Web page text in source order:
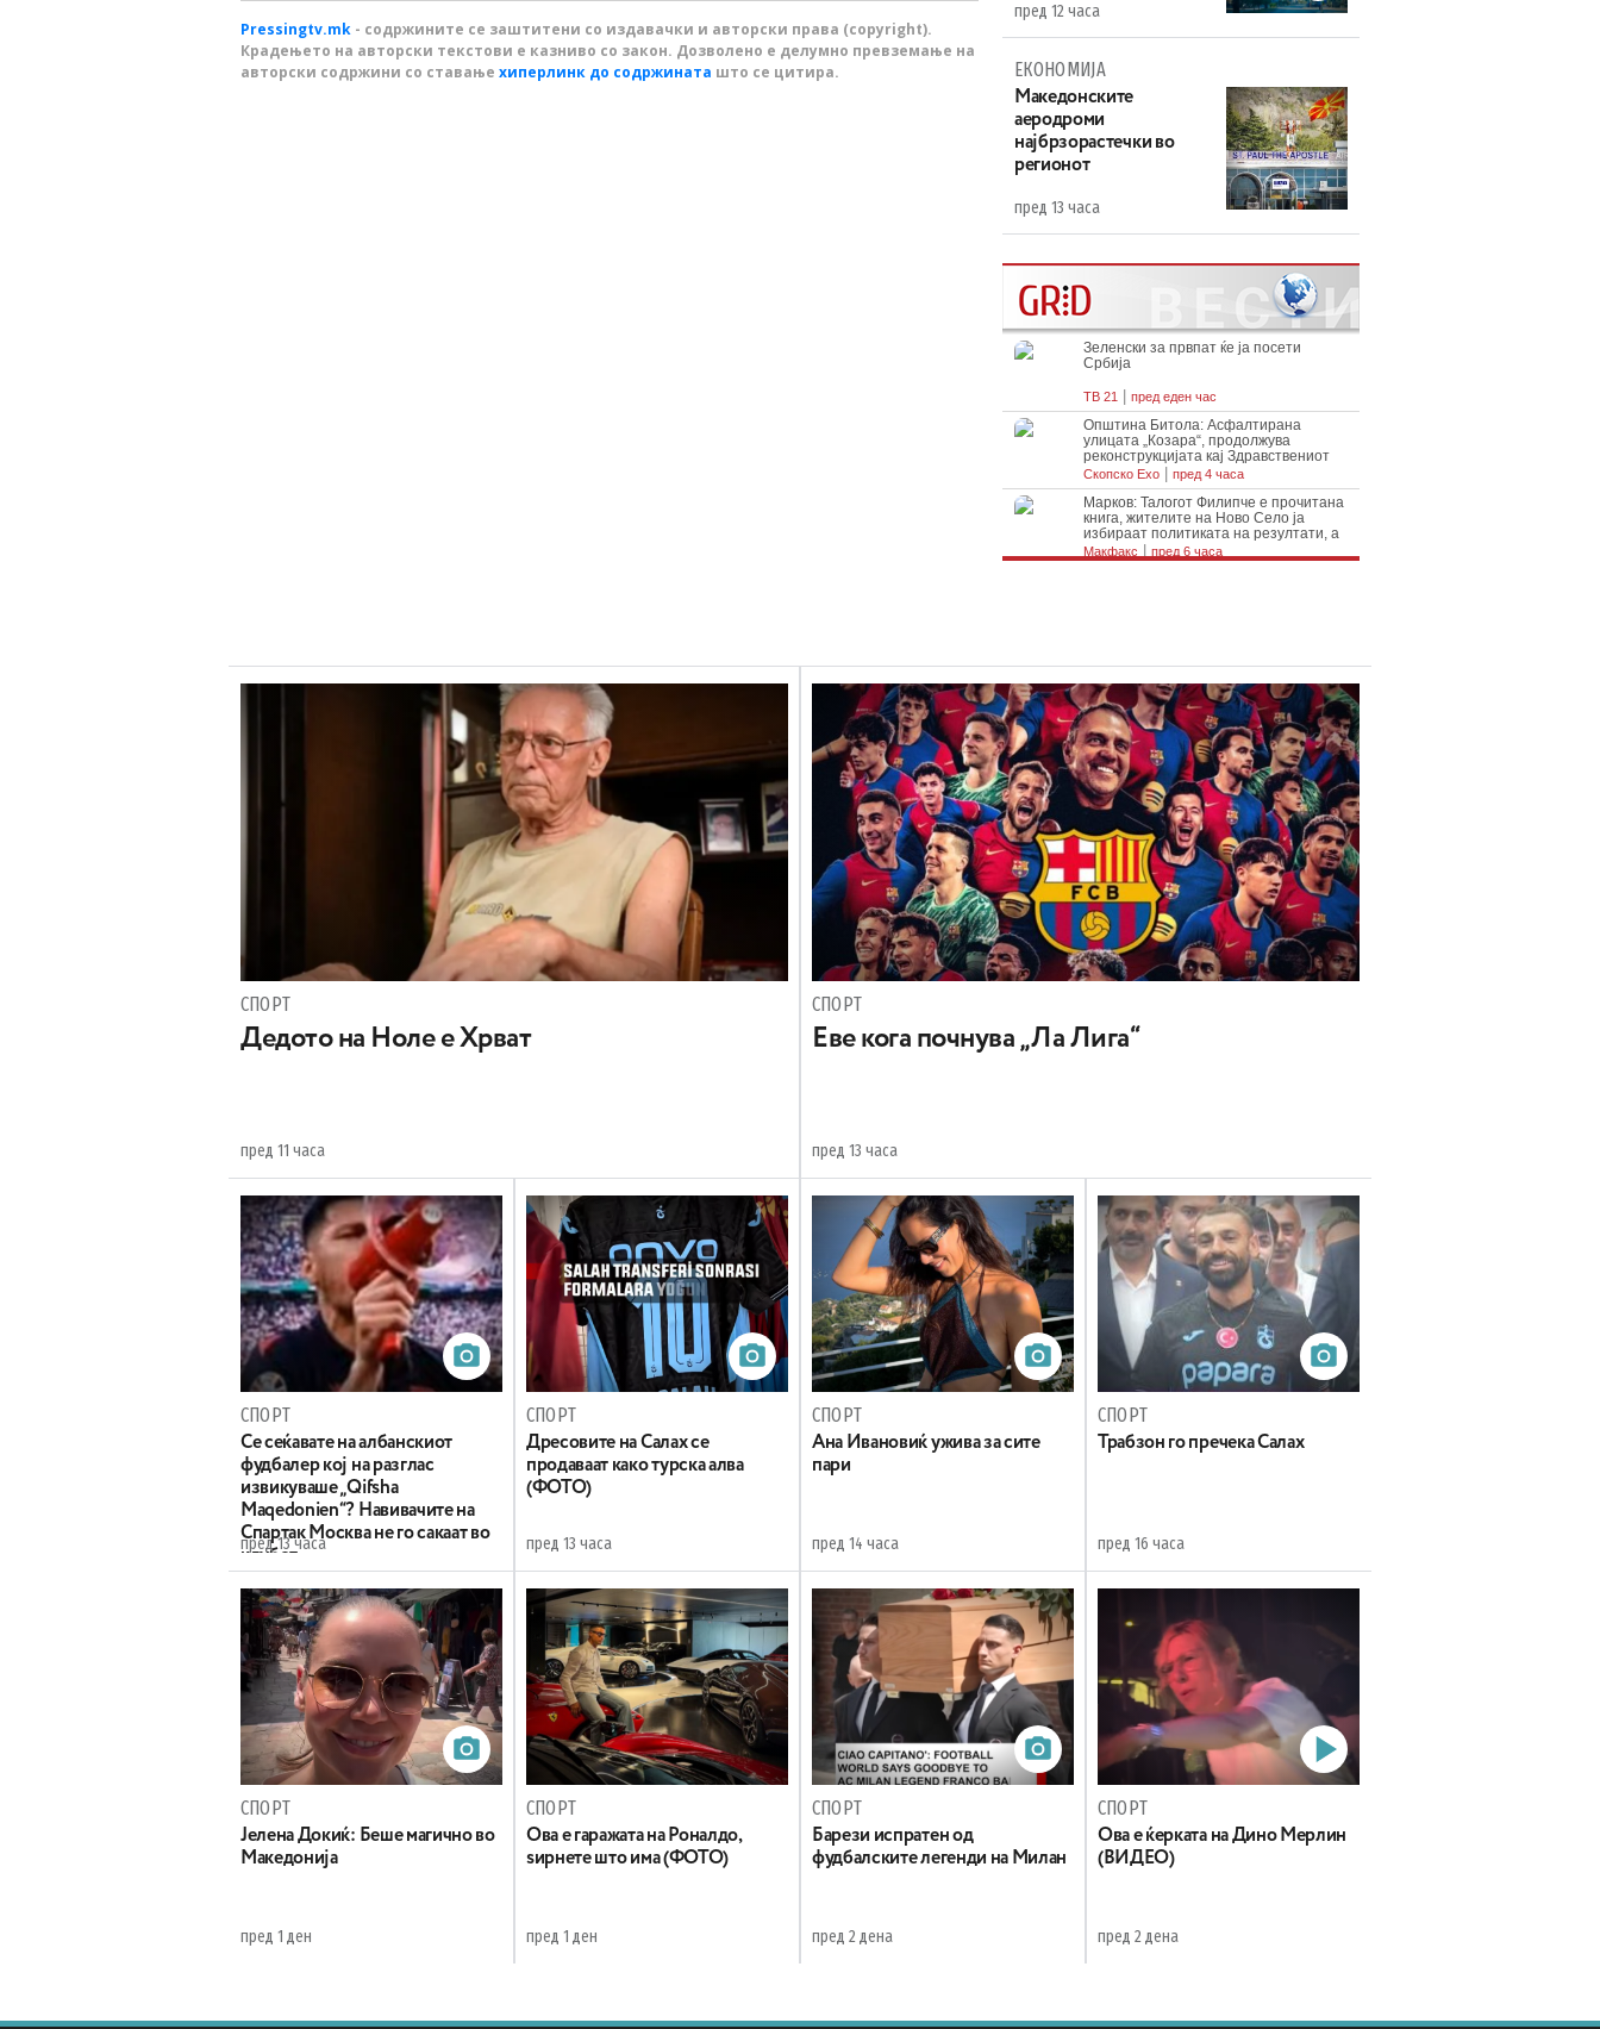
Pressingtv.mk - содржините се заштитени со издавачки и авторски права (copyright).
Крадењето на авторски текстови е казниво со закон. Дозволено е делумно превземање на
авторски содржини со ставање хиперлинк до содржината што се цитира.
пред 12 часа
ЕКОНОМИЈА
Maкедонските
аеродроми
најбрзорастечки во
регионот
пред 13 часа
СПОРТ
Дедото на Ноле е Хрват
пред 11 часа
СПОРТ
Еве кога почнува „Ла Лига“
пред 13 часа
СПОРТ
Се сеќавате на албанскиот
фудбалер кој на разглас
извикуваше „Qifsha
Maqedonien“? Навивачите на
Спартак Москва не го сакаат во
клубот
пред 13 часа
СПОРТ
Дресовите на Салах се
продаваат како турска алва
(ФОТО)
пред 13 часа
СПОРТ
Ана Ивановиќ ужива за сите
пари
пред 14 часа
СПОРТ
Трабзон го пречека Салах
пред 16 часа
СПОРТ
Јелена Докиќ: Беше магично во
Македонија
пред 1 ден
СПОРТ
Ова е гаражата на Роналдо,
ѕирнете што има (ФОТО)
пред 1 ден
СПОРТ
Барези испратен од
фудбалските легенди на Милан
пред 2 дена
СПОРТ
Oва е ќерката на Дино Мерлин
(ВИДЕО)
пред 2 дена